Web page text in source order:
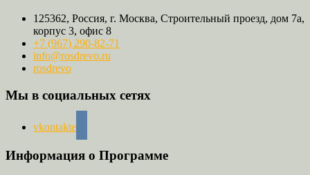
125362, Россия, г. Москва, Строительный проезд, дом 7а,
корпус 3, офис 8
+7 (967) 290-82-71
info@rosdrevo.ru
rosdrevo
Мы в социальных сетях
vkontakte
Информация о Программе